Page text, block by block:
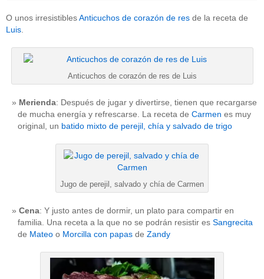
O unos irresistiblesAnticuchos de corazón de res de la receta de
Luis.
Anticuchos de corazón de res de Luis
Merienda: Después de jugar y divertirse, tienen que recargarse
de mucha energía y refrescarse. La receta de Carmen es muy
original, un batido mixto de perejil, chía y salvado de trigo
Jugo de perejil, salvado y chía de Carmen
Cena: Y justo antes de dormir, un plato para compartir en
familia. Una receta a la que no se podrán resistir es Sangrecita
de Mateo o Morcilla con papas de Zandy